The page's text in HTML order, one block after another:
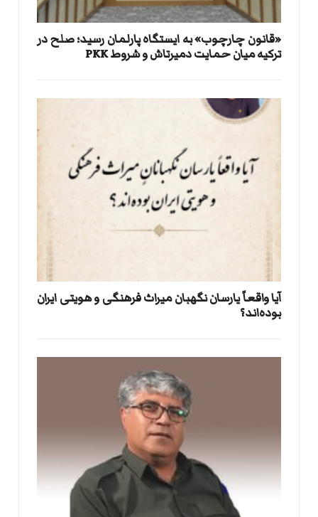
«قانون چارچوب» به ایستگاه پارلمان رسید؛ صلح در
ترکیه میان حمایت دمیرتاش و شروط PKK
آیا واقعاً یارسان نگهبان میراث فرهنگی و هویتی ایران
بوده‌اند؟